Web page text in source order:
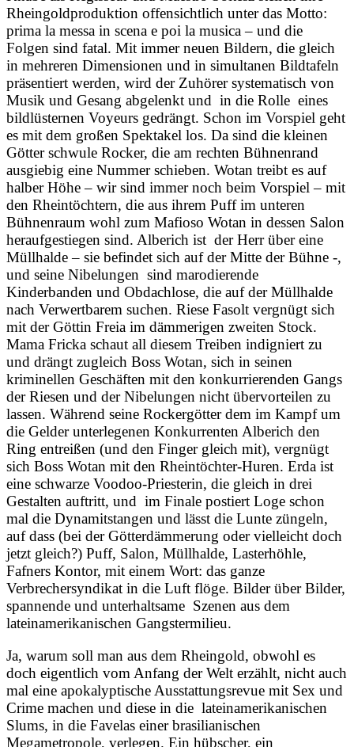
Rheingoldproduktion offensichtlich unter das Motto:
prima la messa in scena e poi la musica – und die
Folgen sind fatal. Mit immer neuen Bildern, die gleich
in mehreren Dimensionen und in simultanen Bildtafeln
präsentiert werden, wird der Zuhörer systematisch von
Musik und Gesang abgelenkt und in die Rolle eines
bildlüsternen Voyeurs gedrängt. Schon im Vorspiel geht
es mit dem großen Spektakel los. Da sind die kleinen
Götter schwule Rocker, die am rechten Bühnenrand
ausgiebig eine Nummer schieben. Wotan treibt es auf
halber Höhe – wir sind immer noch beim Vorspiel – mit
den Rheintöchtern, die aus ihrem Puff im unteren
Bühnenraum wohl zum Mafioso Wotan in dessen Salon
heraufgestiegen sind. Alberich ist der Herr über eine
Müllhalde – sie befindet sich auf der Mitte der Bühne -,
und seine Nibelungen sind marodierende
Kinderbanden und Obdachlose, die auf der Müllhalde
nach Verwertbarem suchen. Riese Fasolt vergnügt sich
mit der Göttin Freia im dämmerigen zweiten Stock.
Mama Fricka schaut all diesem Treiben indigniert zu
und drängt zugleich Boss Wotan, sich in seinen
kriminellen Geschäften mit den konkurrierenden Gangs
der Riesen und der Nibelungen nicht übervorteilen zu
lassen. Während seine Rockergötter dem im Kampf um
die Gelder unterlegenen Konkurrenten Alberich den
Ring entreißen (und den Finger gleich mit), vergnügt
sich Boss Wotan mit den Rheintöchter-Huren. Erda ist
eine schwarze Voodoo-Priesterin, die gleich in drei
Gestalten auftritt, und im Finale postiert Loge schon
mal die Dynamitstangen und lässt die Lunte züngeln,
auf dass (bei der Götterdämmerung oder vielleicht doch
jetzt gleich?) Puff, Salon, Müllhalde, Lasterhöhle,
Fafners Kontor, mit einem Wort: das ganze
Verbrechersyndikat in die Luft flöge. Bilder über Bilder,
spannende und unterhaltsame Szenen aus dem
lateinamerikanischen Gangstermilieu.
Ja, warum soll man aus dem Rheingold, obwohl es
doch eigentlich vom Anfang der Welt erzählt, nicht auch
mal eine apokalyptische Ausstattungsrevue mit Sex und
Crime machen und diese in die lateinamerikanischen
Slums, in die Favelas einer brasilianischen
Megametropole, verlegen. Ein hübscher, ein